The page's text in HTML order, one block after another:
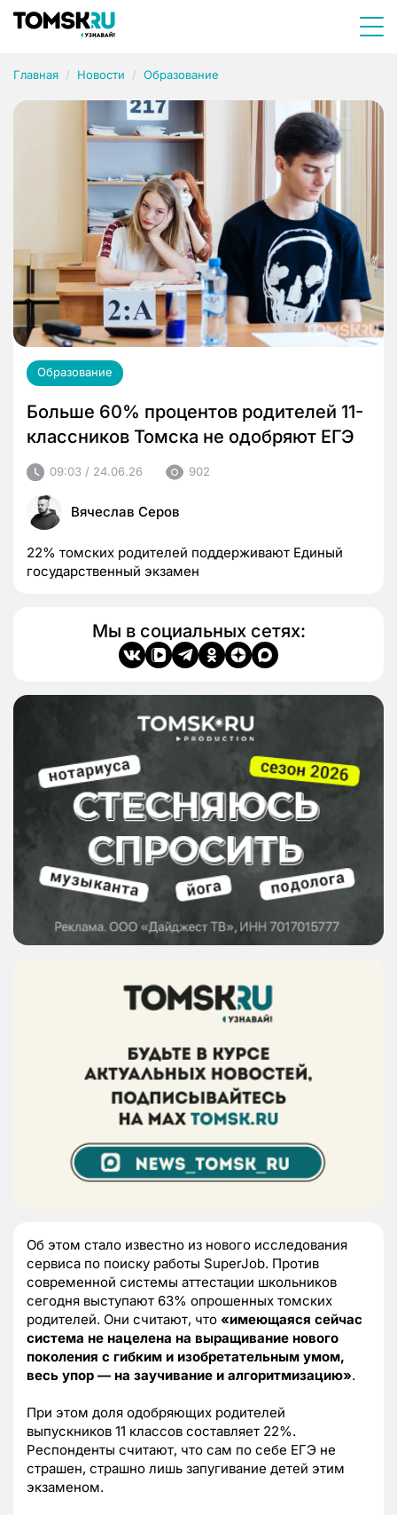
Главная Новости Образование
Образование
Больше 60% процентов родителей 11-
классников Томска не одобряют ЕГЭ
09:03 / 24.06.26 902
Вячеслав Серов
22% томских родителей поддерживают Единый
государственный экзамен
Мы в социальных сетях:
Об этом стало известно из нового исследования
сервиса по поиску работы SuperJob. Против
современной системы аттестации школьников
сегодня выступают 63% опрошенных томских
родителей. Они считают, что «имеющаяся сейчас
система не нацелена на выращивание нового
поколения с гибким и изобретательным умом,
весь упор — на заучивание и алгоритмизацию».
При этом доля одобряющих родителей
выпускников 11 классов составляет 22%.
Респонденты считают, что сам по себе ЕГЭ не
страшен, страшно лишь запугивание детей этим
экзаменом.